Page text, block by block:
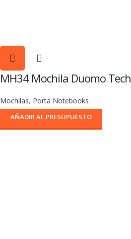
MH34 Mochila Duomo Tech
Mochilas, Porta Notebooks
AÑADIR AL PRESUPUESTO